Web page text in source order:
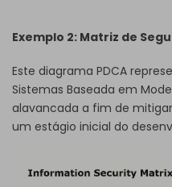
Exemplo 2: Matriz de
Este diagrama PDCA
Sistemas Baseada em
alavancada a fim de
um estágio inicial do